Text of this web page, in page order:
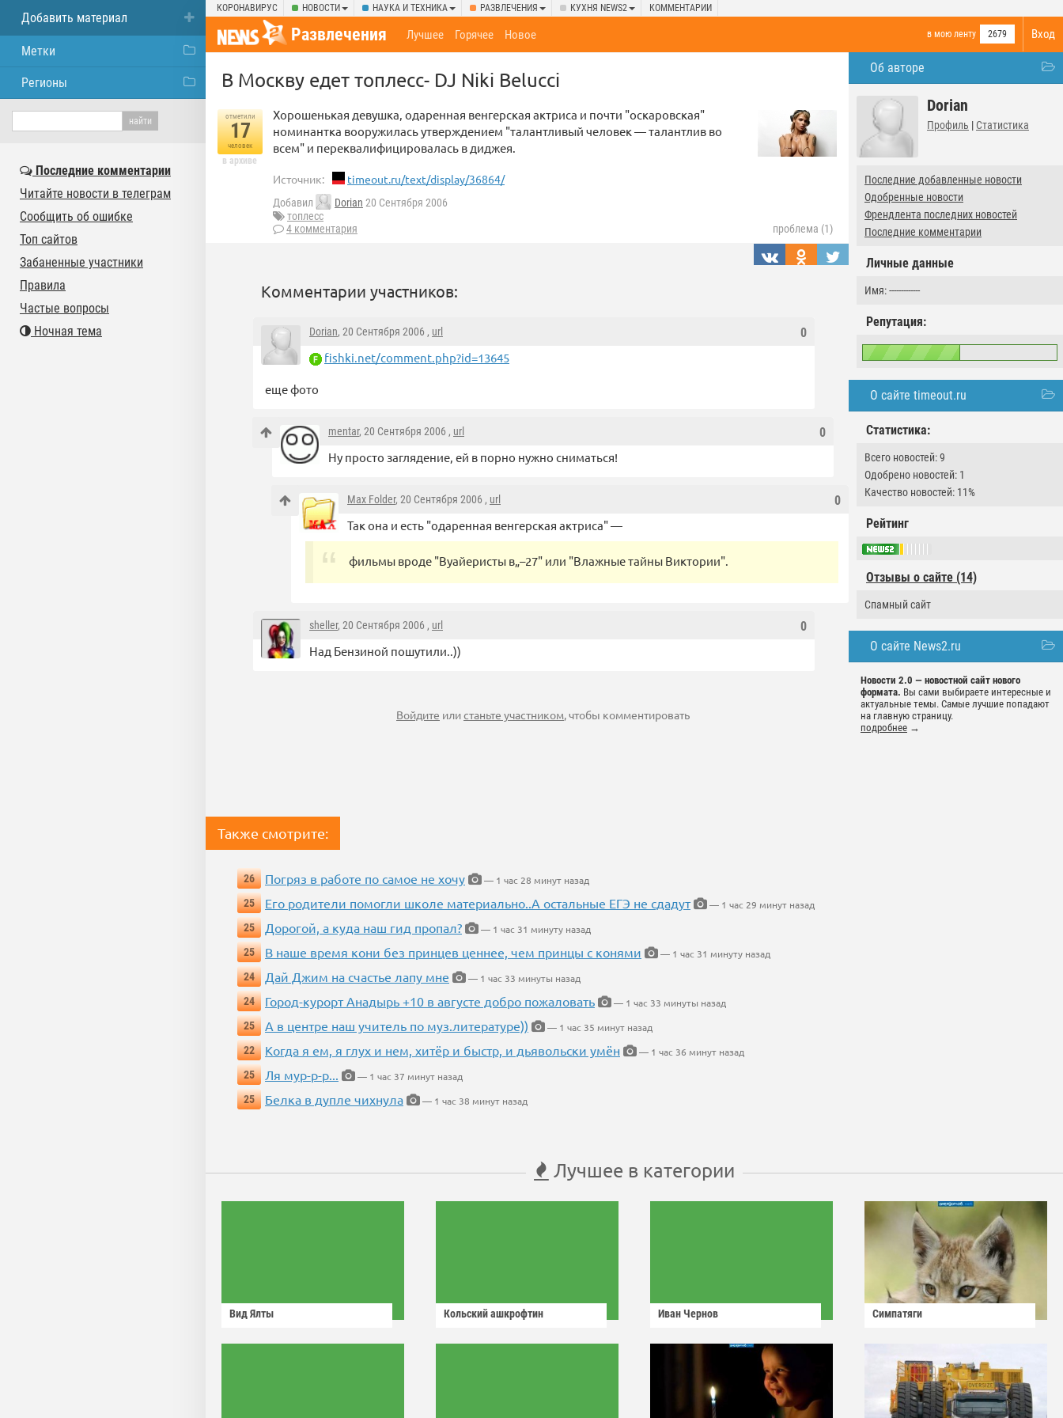
КОРОНАВИРУС НОВОСТИ НАУКА И ТЕХНИКА РАЗВЛЕЧЕНИЯ КУХНЯ NEWS2 КОММЕНТАРИИ
Вход
Развлечения в мою ленту 2679
Лучшее Горячее Новое
Об авторе
Dorian
Профиль | Статистика
Последние добавленные новости
Одобренные новости
Френдлента последних новостей
Последние комментарии
Личные данные
Имя: -------------
Репутация:
О сайте timeout.ru
Статистика:
Всего новостей: 9
Одобрено новостей: 1
Качество новостей: 11%
Рейтинг
Отзывы о сайте (14)
Спамный сайт
О сайте News2.ru
Новости 2.0 — новостной сайт нового
формата. Вы сами выбираете интересные и
актуальные темы. Самые лучшие попадают
на главную страницу.
подробнее →
В Москву едет топлесс- DJ Niki Belucci
отметили
17
человек
в архиве
Хорошенькая девушка, одаренная венгерская актриса и почти "оскаровская"
номинантка вооружилась утверждением "талантливый человек — талантлив во
всем" и переквалифицировалась в диджея.
Источник: timeout.ru/text/display/36864/
Добавил Dorian 20 Сентября 2006
топлесс
4 комментария
проблема (1)
Комментарии участников:
0
Dorian, 20 Сентября 2006 , url
fishki.net/comment.php?id=13645
еще фото
0
mentar, 20 Сентября 2006 , url
Ну просто заглядение, ей в порно нужно сниматься!
0
Max Folder, 20 Сентября 2006 , url
Так она и есть "одаренная венгерская актриса" —
фильмы вроде "Вуайеристы в„–27" или "Влажные тайны Виктории".
0
sheller, 20 Сентября 2006 , url
Над Бензиной пошутили..))
Войдите илистаньте участником, чтобы комментировать
Также смотрите:
26 Погряз в работе по самое не хочу
— 1 час 28 минут назад
25
Его родители помогли школе материально..А остальные ЕГЭ не сдадут
— 1 час 29 минут назад
25
Дорогой, а куда наш гид пропал?
— 1 час 31 минуту назад
25
В наше время кони без принцев ценнее, чем принцы с конями
— 1 час 31 минуту назад
24
Дай Джим на счастье лапу мне
— 1 час 33 минуты назад
24
Город-курорт Анадырь +10 в августе добро пожаловать
— 1 час 33 минуты назад
25
А в центре наш учитель по муз.литературе))
— 1 час 35 минут назад
22
Когда я ем, я глух и нем, хитёр и быстр, и дьявольски умён
— 1 час 36 минут назад
25
Ля мур-р-р...
— 1 час 37 минут назад
25
Белка в дупле чихнула — 1 час 38 минут назад
Лучшее в категории
Вид Ялты Кольский ашкрофтин Иван Чернов Симпатяги
Добавить материал
Метки
Регионы
Последние комментарии
Читайте новости в телеграм
Сообщить об ошибке
Топ сайтов
Забаненные участники
Правила
Частые вопросы
Ночная тема